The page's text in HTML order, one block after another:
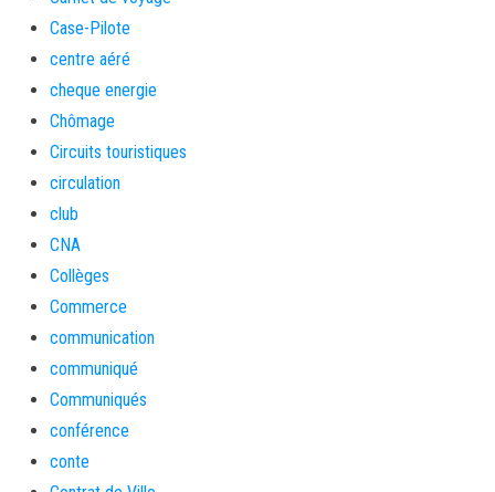
Case-Pilote
centre aéré
cheque energie
Chômage
Circuits touristiques
circulation
club
CNA
Collèges
Commerce
communication
communiqué
Communiqués
conférence
conte